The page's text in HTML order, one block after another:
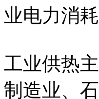
业电力消耗
工业供热
制造业、